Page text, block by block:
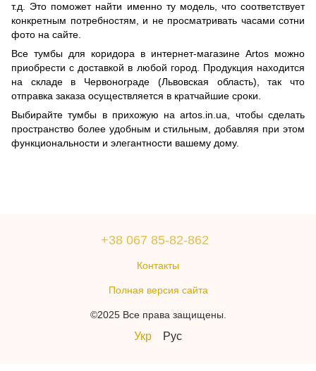
т.д. Это поможет найти именно ту модель, что соответствует
конкретным потребностям, и не просматривать часами сотни
фото на сайте.
Все тумбы для коридора в интернет-магазине Artos можно
приобрести с доставкой в любой город. Продукция находится
на складе в Червонограде (Львовская область), так что
отправка заказа осуществляется в кратчайшие сроки.
Выбирайте тумбы в прихожую на artos.in.ua, чтобы сделать
пространство более удобным и стильным, добавляя при этом
функциональности и элегантности вашему дому.
+38 067 85-82-862
Контакты
Полная версия сайта
©2025 Все права защищены.
Укр Рус